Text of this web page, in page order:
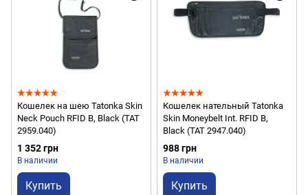
Кошелек на шею Tatonka Skin
Neck Pouch RFID B, Black (TAT
2959.040)
1 352 грн
В наличии
Купить
Кошелек нательный Tatonka
Skin Moneybelt Int. RFID B,
Black (TAT 2947.040)
988 грн
В наличии
Купить